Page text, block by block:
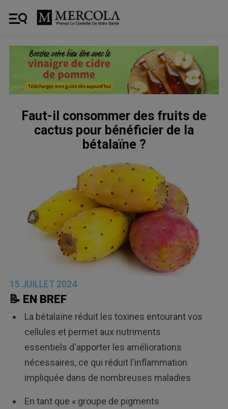
Faut-il consommer des fruits de
cactus pour bénéficier de la
bétalaïne ?
15 JUILLET 2024
📝 EN BREF
La bétalaïne réduit les toxines entourant vos
cellules et permet aux nutriments
essentiels d'apporter les améliorations
nécessaires, ce qui réduit l'inflammation
impliquée dans de nombreuses maladies
En tant que « groupe de pigments